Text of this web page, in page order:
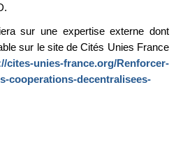
sur une expertise externe dont
sur le site de Cités Unies France
cites-unies-france.org/Renforcer-
cooperations-decentralisees-